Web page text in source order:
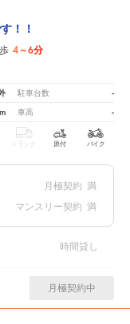
！！
4～6分
駐車台数 -
車高 -
トラック 原付 バイク
月極契約 満
マンスリー契約 満
時間貸し
月極契約中